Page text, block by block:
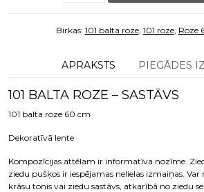
Birkas: 101 balta roze, 101 roze, Roze
APRAKSTS PIEGĀDES
101 BALTA ROZE – SASTĀVS
101 balta roze 60 cm
Dekoratīvā lente
Kompozīcijas attēlam ir informatīva nozīme.
ziedu pušķos ir iespējamas nelielas izmaiņas.
krāsu tonis vai ziedu sastāvs, atkarībā no ziedu